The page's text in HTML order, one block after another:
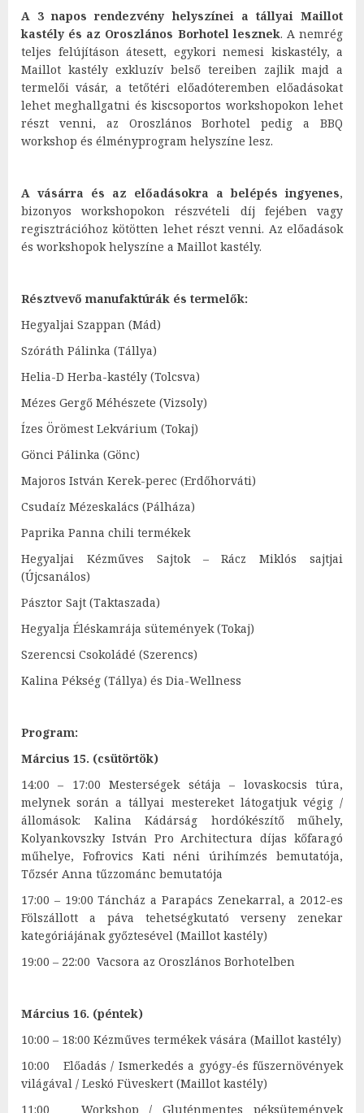
A 3 napos rendezvény helyszínei a tállyai Maillot
kastély és az Oroszlános Borhotel lesznek. A nemrég
teljes felújításon átesett, egykori nemesi kiskastély, a
Maillot kastély exkluzív belső tereiben zajlik majd a
termelői vásár, a tetőtéri előadóteremben előadásokat
lehet meghallgatni és kiscsoportos workshopokon lehet
részt venni, az Oroszlános Borhotel pedig a BBQ
workshop és élményprogram helyszíne lesz.
A vásárra és az előadásokra a belépés ingyenes,
bizonyos workshopokon részvételi díj fejében vagy
regisztrációhoz kötötten lehet részt venni. Az előadások
és workshopok helyszíne a Maillot kastély.
Résztvevő manufaktúrák és termelők:
Hegyaljai Szappan (Mád)
Szóráth Pálinka (Tállya)
Helia-D Herba-kastély (Tolcsva)
Mézes Gergő Méhészete (Vizsoly)
Ízes Örömest Lekvárium (Tokaj)
Gönci Pálinka (Gönc)
Majoros István Kerek-perec (Erdőhorváti)
Csudaíz Mézeskalács (Pálháza)
Paprika Panna chili termékek
Hegyaljai Kézműves Sajtok – Rácz Miklós sajtjai
(Újcsanálos)
Pásztor Sajt (Taktaszada)
Hegyalja Éléskamrája sütemények (Tokaj)
Szerencsi Csokoládé (Szerencs)
Kalina Pékség (Tállya) és Dia-Wellness
Program:
Március 15. (csütörtök)
14:00 – 17:00 Mesterségek sétája – lovaskocsis túra,
melynek során a tállyai mestereket látogatjuk végig /
állomások: Kalina Kádárság hordókészítő műhely,
Kolyankovszky István Pro Architectura díjas kőfaragó
műhelye, Fofrovics Kati néni úrihímzés bemutatója,
Tőzsér Anna tűzzománc bemutatója
17:00 – 19:00 Táncház a Parapács Zenekarral, a 2012-es
Fölszállott a páva tehetségkutató verseny zenekar
kategóriájának győztesével (Maillot kastély)
19:00 – 22:00 Vacsora az Oroszlános Borhotelben
Március 16. (péntek)
10:00 – 18:00 Kézműves termékek vására (Maillot kastély)
10:00 Előadás / Ismerkedés a gyógy-és fűszernövények
világával / Leskó Füveskert (Maillot kastély)
11:00 Workshop / Gluténmentes péksütemények